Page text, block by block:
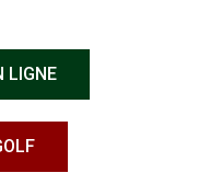
LIGNE